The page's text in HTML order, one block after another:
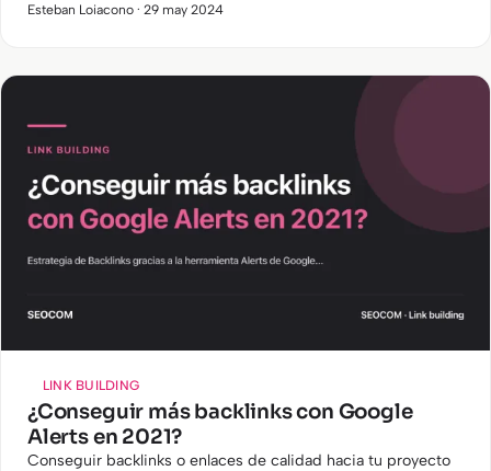
documentos internos de la API de búsqueda de Google , en
Esteban Loiacono · 29 may 2024
LINK BUILDING
¿Conseguir más backlinks con Google
Alerts en 2021?
Conseguir backlinks o enlaces de calidad hacia tu proyecto